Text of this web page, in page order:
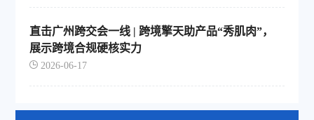
直击广州跨交会一线 | 跨境擎天助产品“秀肌肉”，
展示跨境合规硬核实力
2026-06-17